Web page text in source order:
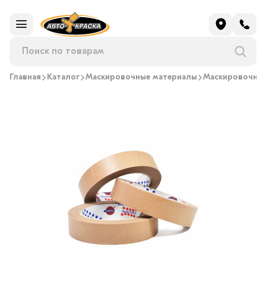
Главная Каталог Маскировочные материалы